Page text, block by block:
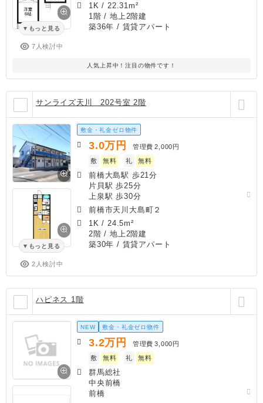
もっと見る
7人検討中
1K / 22.31m²
1階 / 地上2階建
築36年 / 賃貸アパート
人気上昇中！注目の物件です！
サンライズ天川 202号室 2階
もっと見る
2人検討中
敷金・礼金ゼロ物件
3.0万円 管理費 2,000円
敷
無料 礼 無料
前橋大島駅 歩21分
片貝駅 歩25分
上泉駅 歩30分
前橋市天川大島町２
1K / 24.5m²
2階 / 地上2階建
築30年 / 賃貸アパート
ハピネス 1階
NEW 敷金・礼金ゼロ物件
3.2万円 管理費 3,000円
敷
無料 礼 無料
群馬総社
中央前橋
前橋